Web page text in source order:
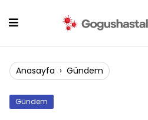
Anasayfa › Gündem
Gündem